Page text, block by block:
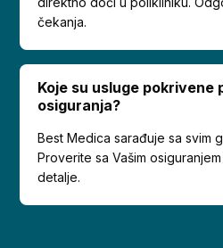
čekanja.
Koje su usluge pokrivene
osiguranja?
Best Medica sarađuje sa svim
Proverite sa Vašim
detalje.